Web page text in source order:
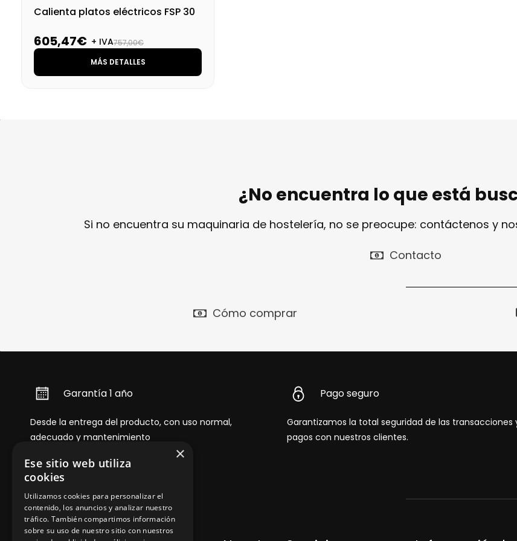
Calienta platos eléctricos FSP 30
605,47€ + IVA757,00€
MÁS DETALLES
¿No encuentra lo que está
Si no encuentra su maquinaria de hostelería, no se preocupe: contáctenos y
Contacto
Cómo comprar
Garantía 1 año
Desde la entrega del producto, con uso normal,
adecuado y mantenimiento
Pago seguro
Garantizamos la total seguridad de las transacciones
pagos con nuestros clientes.
×
Ese sitio web utiliza
cookies
Utilizamos cookies para personalizar el
contenido, los anuncios y analizar nuestro
tráfico. También compartimos información
sobre su uso de nuestro sitio con nuestros